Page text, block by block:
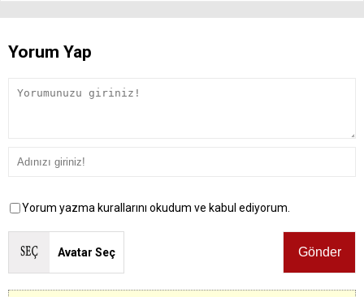
Yorum Yap
Yorum yazma kurallarını okudum ve kabul ediyorum.
Avatar Seç